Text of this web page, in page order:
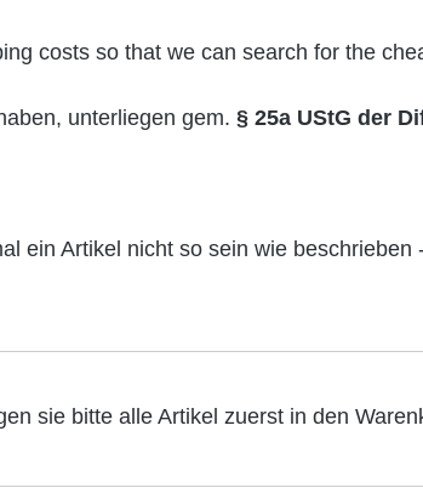
costs so that we can search for the
unterliegen gem. § 25a UStG der
ein Artikel nicht so sein wie beschrieben
sie bitte alle Artikel zuerst in den